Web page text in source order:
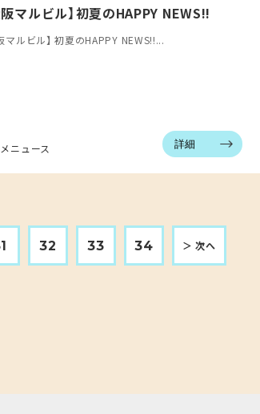
阪マルビル】初夏のHAPPY NEWS!!
マルビル】 初夏のHAPPY NEWS!!...
ニュース 詳細
32 33 34 ＞ 次へ